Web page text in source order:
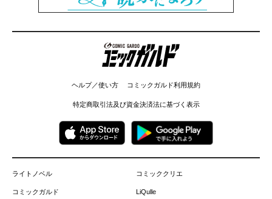
コミックガルド
ヘルプ／使い方 コミックガルド利用規約
特定商取引法及び資金決済法に基づく表示
ライトノベル
コミックガルド
コミッククリエ
LiQulle